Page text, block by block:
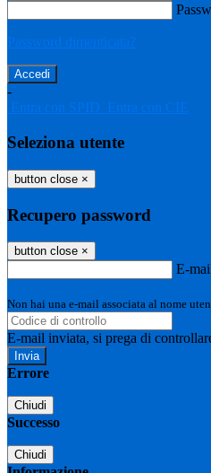
Password dimenticata?
-
Entra con SPID
Entra con CIE
Seleziona utente
button close ×
Recupero password
button close ×
E-
Non hai una e-mail associata al nome
E-mail inviata, si prega di
Errore
Chiudi
Successo
Chiudi